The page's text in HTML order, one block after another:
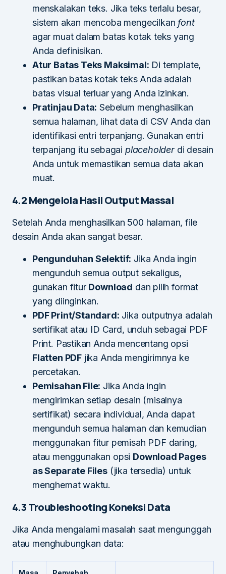
menskalakan teks. Jika teks terlalu besar,
sistem akan mencoba mengecilkan font
agar muat dalam batas kotak teks yang
Anda definisikan.
Atur Batas Teks Maksimal: Di template,
pastikan batas kotak teks Anda adalah
batas visual terluar yang Anda izinkan.
Pratinjau Data: Sebelum menghasilkan
semua halaman, lihat data di CSV Anda dan
identifikasi entri terpanjang. Gunakan entri
terpanjang itu sebagai placeholderdi desain
Anda untuk memastikan semua data akan
muat.
4.2 Mengelola Hasil Output Massal
Setelah Anda menghasilkan 500 halaman, file
desain Anda akan sangat besar.
Pengunduhan Selektif: Jika Anda ingin
mengunduh semua output sekaligus,
gunakan fitur Download dan pilih format
yang diinginkan.
PDF Print/Standard: Jika outputnya adalah
sertifikat atau ID Card, unduh sebagai PDF
Print. Pastikan Anda mencentang opsi
Flatten PDF jika Anda mengirimnya ke
percetakan.
Pemisahan File: Jika Anda ingin
mengirimkan setiap desain (misalnya
sertifikat) secara individual, Anda dapat
mengunduh semua halaman dan kemudian
menggunakan fitur pemisah PDF daring,
atau menggunakan opsi Download Pages
as Separate Files(jika tersedia) untuk
menghemat waktu.
4.3 Troubleshooting Koneksi Data
Jika Anda mengalami masalah saat mengunggah
atau menghubungkan data: